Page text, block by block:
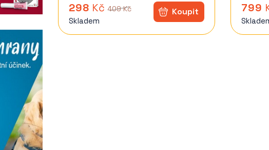
298 Kč 409 Kč
Skladem
799